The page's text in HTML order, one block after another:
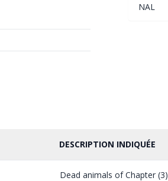
NAL
DESCRIPTION INDIQUÉE
Dead animals of Chapter (3)